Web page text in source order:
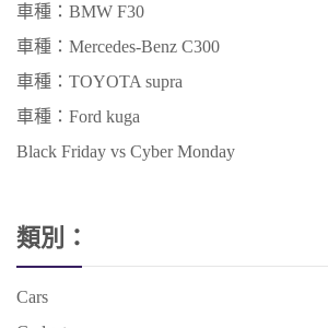
車種：BMW F30
車種：Mercedes-Benz C300
車種：TOYOTA supra
車種：Ford kuga
Black Friday vs Cyber Monday
類別：
Cars